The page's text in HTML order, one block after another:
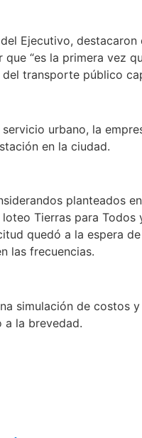
Ejecutivo,
“es la primera vez
transporte público
urbano, la
en la ciudad.
planteados
Tierras para
quedó a la espera
las frecuencias.
simulación de costos
a la brevedad.